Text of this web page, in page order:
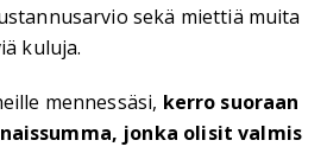
sekä miettiä muita
kuluja.
mennessäsi, kerro suoraan
jonka olisit valmis